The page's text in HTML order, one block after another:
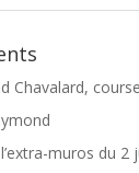
Chavalard,
muros du 2